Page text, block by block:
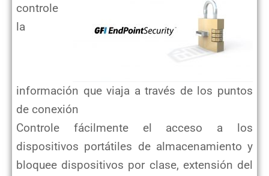
controle
la
información que viaja a través de los puntos
de conexión
Controle fácilmente el acceso a los
dispositivos portátiles de almacenamiento y
bloquee dispositivos por clase, extensión del